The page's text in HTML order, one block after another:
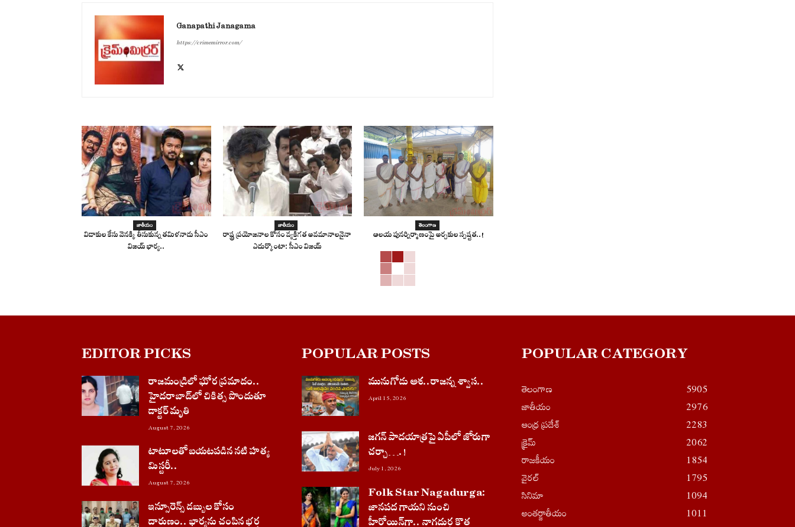
Ganapathi Janagama
https://crimemirror.com/
జాతీయం
విడాకుల కేసు వెనక్కి తీసుకున్న తమిళనాడు సీఎం
విజయ్ భార్య..
జాతీయం
రాష్ట్ర ప్రయోజనాల కోసం వ్యక్తిగత అవమానాలనైనా
ఎదుర్కొంటా: సీఎం విజయ్
తెలంగాణ
ఆలయ పునర్నిర్మాణంపై అర్చకుల స్పష్టత..!
EDITOR PICKS
రాజమండ్రిలో ఘోర ప్రమాదం..
హైదరాబాద్‌లో చికిత్స పొందుతూ
డాక్టర్ మృతి
August 7, 2026
టాటూలతో బయటపడిన నటి హత్య
మిస్టరీ..
August 7, 2026
ఇన్సూరెన్స్ డబ్బుల కోసం
దారుణం.. భార్యను చంపిన భర్త
POPULAR POSTS
మునుగోడు ఆశ..రాజన్న శ్వాస..
April 15, 2026
జగన్ పాదయాత్రపై ఏపీలో జోరుగా
చ‌ర్చా….!
July 1, 2026
Folk Star Nagadurga:
జానపద గాయని నుంచి
హీరోయిన్‌గా.. నాగదుర్గ కొత్త
POPULAR CATEGORY
తెలంగాణ
5905
జాతీయం
2976
ఆంధ్ర ప్రదేశ్
2283
క్రైమ్
2062
రాజకీయం
1854
వైరల్
1795
సినిమా
1094
అంతర్జాతీయం
1011